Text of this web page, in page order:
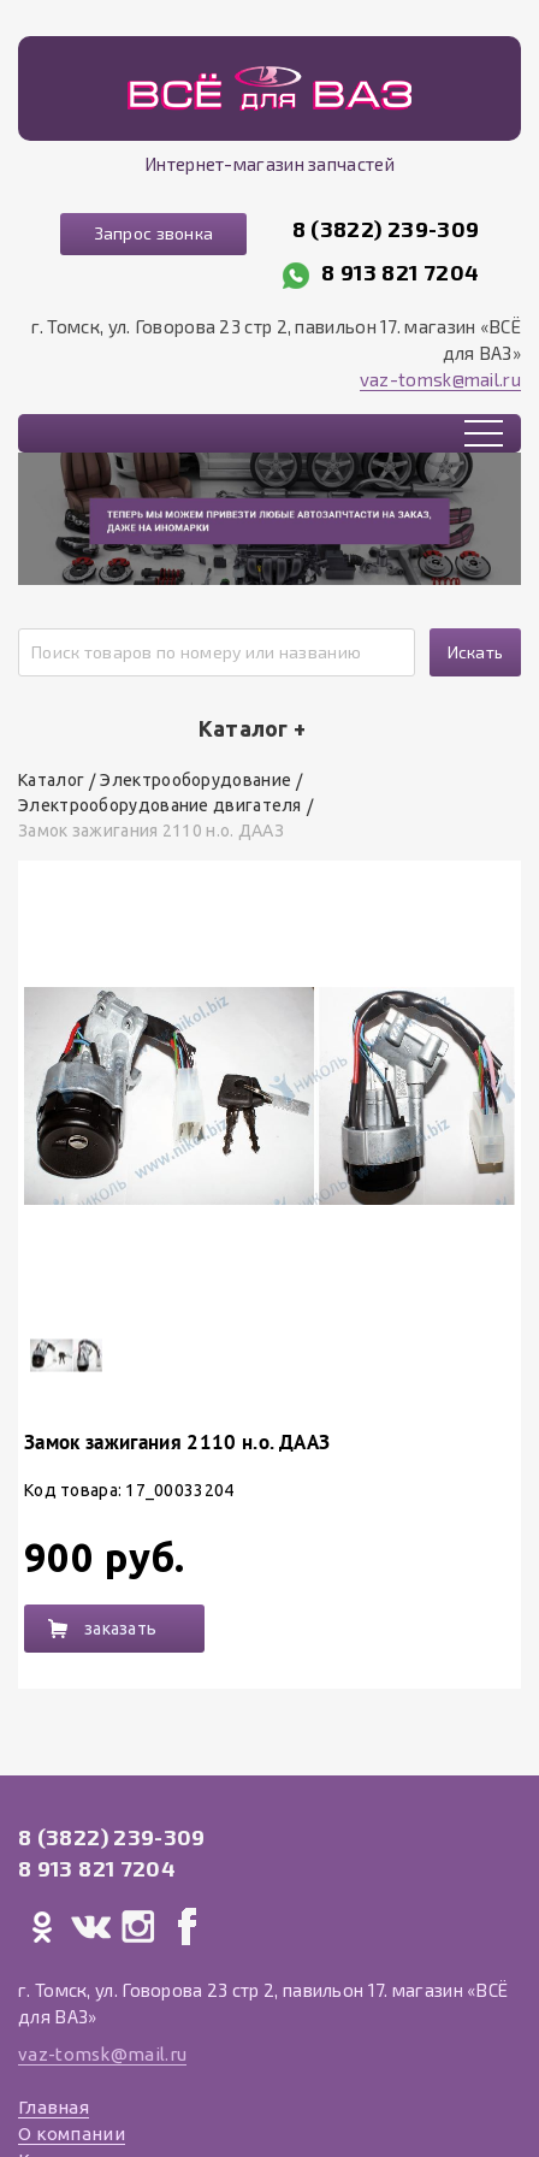
Интернет-магазин запчастей
Запрос звонка
8 (3822) 239-309
8 913 821 7204
г. Томск, ул. Говорова 23 стр 2, павильон 17. магазин «ВСЁ
для ВАЗ»
vaz-tomsk@mail.ru
Искать
Каталог +
Каталог
Электрооборудование
Электрооборудование двигателя
Замок зажигания 2110 н.о. ДААЗ
Замок зажигания 2110 н.о. ДААЗ
Код товара: 17_00033204
900 руб.
заказать
8 (3822) 239-309
8 913 821 7204
г. Томск, ул. Говорова 23 стр 2, павильон 17. магазин «ВСЁ
для ВАЗ»
vaz-tomsk@mail.ru
Главная
О компании